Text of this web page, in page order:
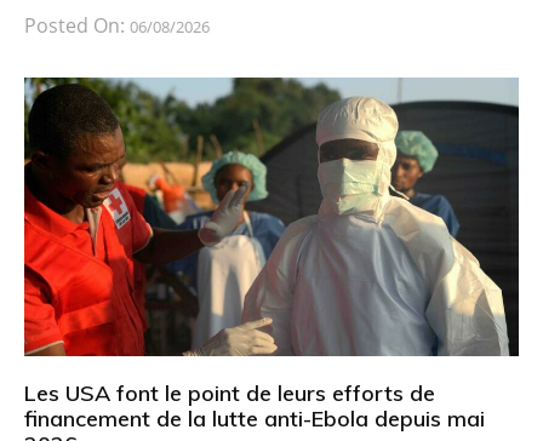
Posted On: 06/08/2026
Les USA font le point de leurs efforts de
financement de la lutte anti-Ebola depuis mai